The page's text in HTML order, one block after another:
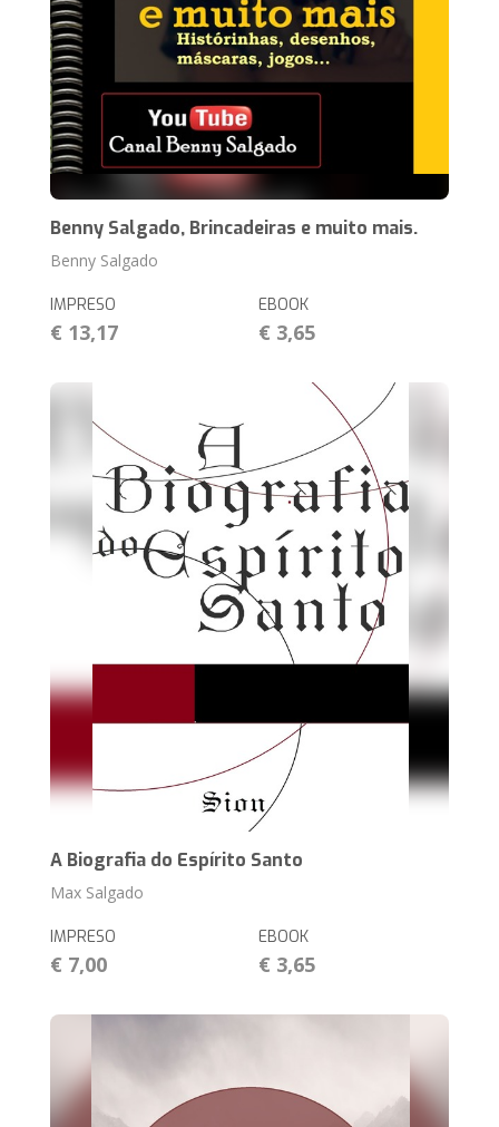
Benny Salgado, Brincadeiras e muito mais.
Benny Salgado
IMPRESO
€ 13,17
EBOOK
€ 3,65
A Biografia do Espírito Santo
Max Salgado
IMPRESO
€ 7,00
EBOOK
€ 3,65